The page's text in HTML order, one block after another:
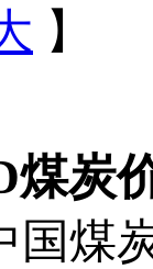
】
煤炭
煤炭